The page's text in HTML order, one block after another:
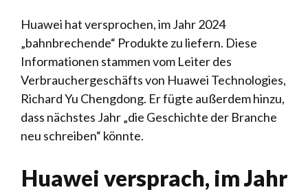
Huawei hat versprochen, im Jahr 2024
„bahnbrechende“ Produkte zu liefern. Diese
Informationen stammen vom Leiter des
Verbrauchergeschäfts von Huawei Technologies,
Richard Yu Chengdong. Er fügte außerdem hinzu,
dass nächstes Jahr „die Geschichte der Branche
neu schreiben“ könnte.
Huawei versprach, im Jahr